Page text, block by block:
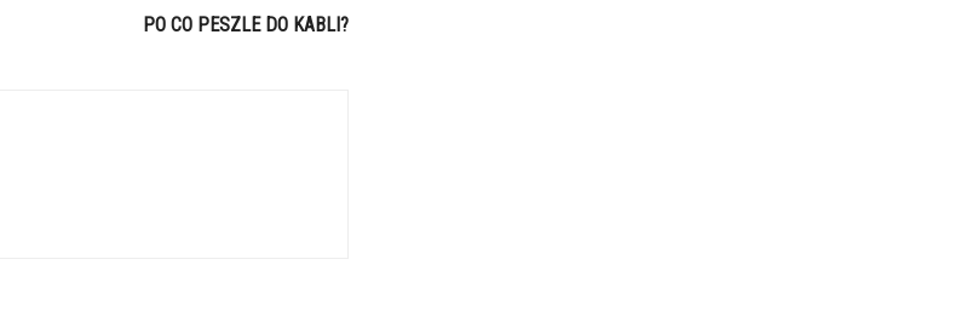
PO CO PESZLE DO KABLI?